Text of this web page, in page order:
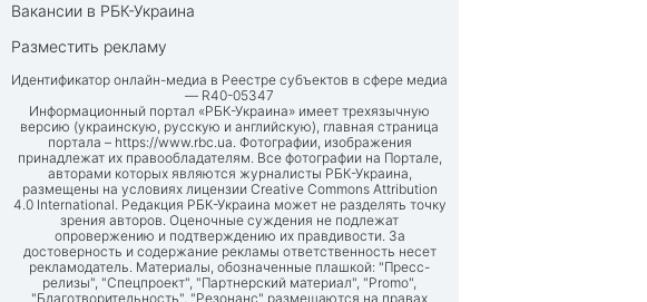
Вакансии в РБК-Украина
Разместить рекламу
Идентификатор онлайн-медиа в Реестре субъектов в сфере медиа
— R40-05347
Информационный портал «РБК-Украина» имеет трехязычную
версию (украинскую, русскую и английскую), главная страница
портала – https://www.rbc.ua. Фотографии, изображения
принадлежат их правообладателям. Все фотографии на Портале,
авторами которых являются журналисты РБК-Украина,
размещены на условиях лицензии Creative Commons Attribution
4.0 International. Редакция РБК-Украина может не разделять точку
зрения авторов. Оценочные суждения не подлежат
опровержению и подтверждению их правдивости. За
достоверность и содержание рекламы ответственность несет
рекламодатель. Материалы, обозначенные плашкой: "Пресс-
релизы", "Спецпроект", "Партнерский материал", "Promo",
"Благотворительность", "Резонанс" размещаются на правах